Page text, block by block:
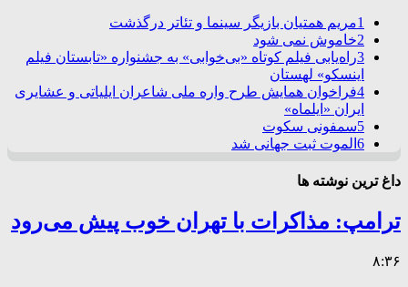
1مریم همتیان بازیگر سینما و تئاتر درگذشت
2خاموش نمی شود
3راه‌یابی فیلم کوتاه «بی‌خوابی» به جشنواره «تابستان فیلم
اینسکو» لهستان
4فراخوان همایش طرح واره ملی شاعران ایلیاتی و عشایری
ایران «ایلماه»
5سمفونی سکوت
6 الموت ثبت جهانی شد
داغ ترین نوشته ها
ترامپ: مذاکرات با تهران خوب پیش می‌رود
۸:۳۶